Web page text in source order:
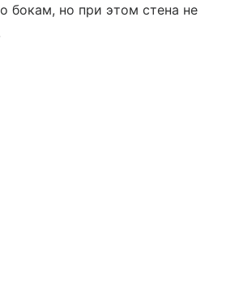
бокам, но при этом стена не